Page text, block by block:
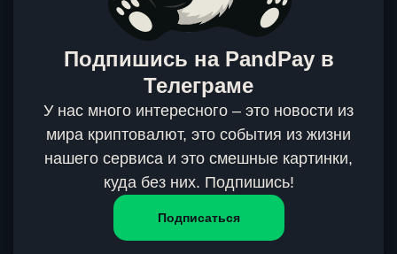
Подпишись на PandPay в
Телеграме
У нас много интересного – это новости из
мира криптовалют, это события из жизни
нашего сервиса и это смешные картинки,
куда без них. Подпишись!
Подписаться